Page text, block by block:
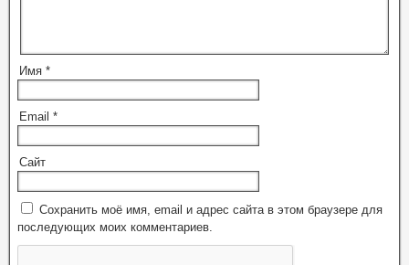
Имя *
Email *
Сайт
Сохранить моё имя, email и адрес сайта в этом браузере для
последующих моих комментариев.